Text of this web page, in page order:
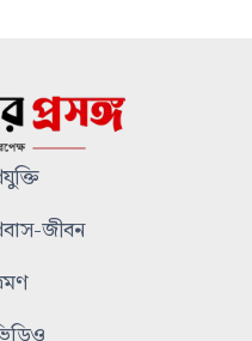
জীবন